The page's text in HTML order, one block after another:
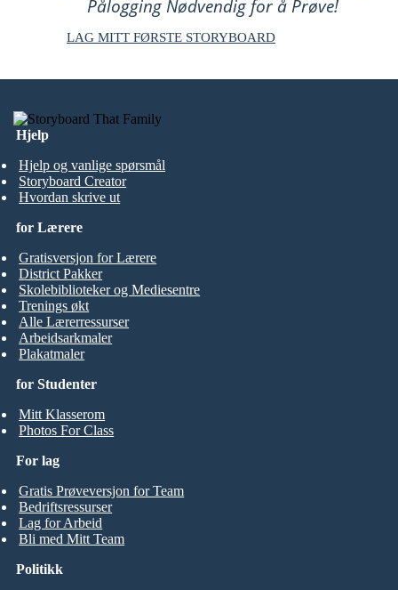
Pålogging Nødvendig for å Prøve!
LAG MITT FØRSTE STORYBOARD
Hjelp
Hjelp og vanlige spørsmål
Storyboard Creator
Hvordan skrive ut
for Studenter
Mitt Klasserom
Photos For Class
for Lærere
Gratisversjon for Lærere
District Pakker
Skolebiblioteker og Mediesentre
Trenings økt
Alle Lærerressurser
Arbeidsarkmaler
Plakatmaler
For lag
Gratis Prøveversjon for Team
Bedriftsressurser
Lag for Arbeid
Bli med Mitt Team
Politikk